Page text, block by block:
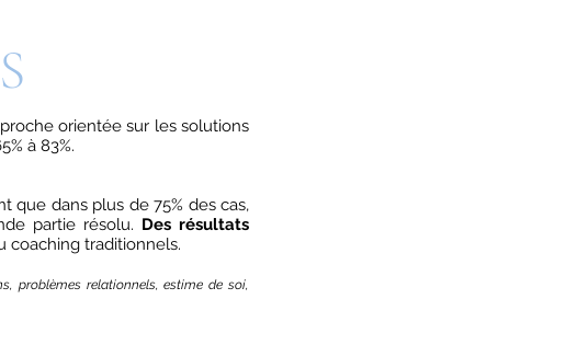
orientée sur les solutions
à 83%.
que dans plus de 75% des cas,
partie résolu. Des résultats
coaching traditionnels.
problèmes relationnels, estime de soi,